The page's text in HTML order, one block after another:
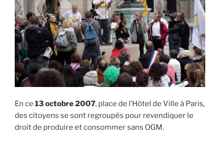
En ce 13 octobre 2007, place de l’Hôtel de Ville à Paris,
des citoyens se sont regroupés pour revendiquer le
droit de produire et consommer sans OGM.